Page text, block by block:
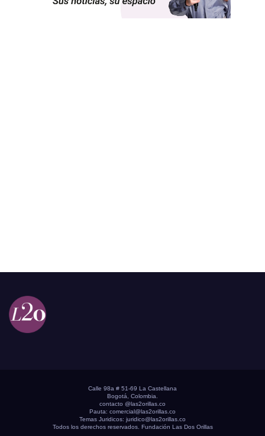
Calle 98a # 51-69 La Castellana
Bogotá, Colombia.
contacto @las2orillas.co
Pauta: comercial@las2orillas.co
Temas Juridicos: juridico@las2orillas.co
Todos los derechos reservados. Fundación Las Dos Orillas